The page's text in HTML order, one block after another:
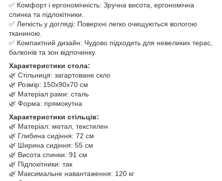
✅ Комфорт і ергономічність: Зручна висота, ергономічна
спинка та підлокітники.
✅ Легкість у догляді: Поверхні легко очищуються вологою
тканиною.
✅ Компактний дизайн: Чудово підходить для невеликих терас,
балконів та зон відпочинку.
Характеристики стола:
🌿 Стільниця: загартоване скло
🌿 Розмір: 150x90x70 см
🌿 Матеріал рами: сталь
🌿 Форма: прямокутна
Характеристики стільців:
🌿 Матеріал: метал, текстилен
🌿 Глибина сидіння: 72 см
🌿 Ширина сидіння: 55 см
🌿 Висота спинки: 91 см
🌿 Підлокітники: так
🌿 Максимальне навантаження: 120 кг